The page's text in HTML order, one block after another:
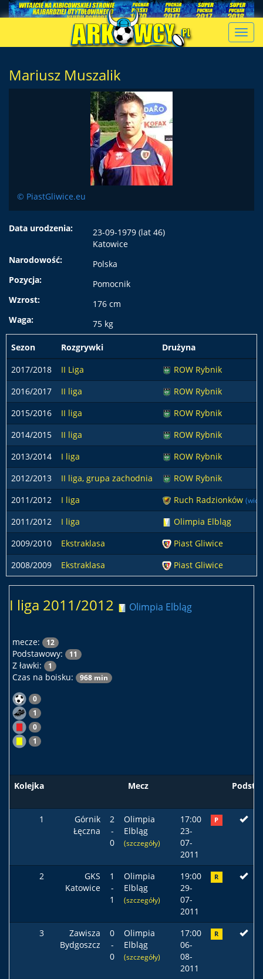
Mariusz Muszalik
© PiastGliwice.eu
Data urodzenia:
23-09-1979 (lat 46)
Katowice
Narodowość:
Polska
Pozycja:
Pomocnik
Wzrost:
176 cm
Waga:
75 kg
Sezon Rozgrywki
Drużyna
2017/2018
II Liga
ROW Rybnik
2016/2017
II liga
ROW Rybnik
2015/2016
II liga
ROW Rybnik
2014/2015
II liga
ROW Rybnik
2013/2014
I liga
ROW Rybnik
2012/2013
II liga, grupa zachodnia
ROW Rybnik
2011/2012
I liga Ruch Radzionków
2011/2012 I liga
Olimpia Elbląg
2009/2010
Ekstraklasa
Piast Gliwice
2008/2009
Ekstraklasa Piast Gliwice
I liga 2011/2012 Olimpia Elbląg
mecze: 12
Podstawowy: 11
Z ławki: 1
Czas na boisku: 968 min
0
1
0
1
Kolejka Mecz Podst
1
Górnik
Łęczna
2
-
0
Olimpia
Elbląg
(szczegóły)
17:00
23-
07-
2011
P
2
GKS
Katowice
1
-
1
Olimpia
Elbląg
(szczegóły)
19:00
29-
07-
2011
R
3
Zawisza
Bydgoszcz
0
-
0
Olimpia
Elbląg
(szczegóły)
17:00
06-
08-
2011
R